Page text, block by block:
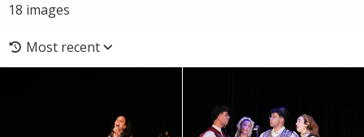
18 images
Most recent